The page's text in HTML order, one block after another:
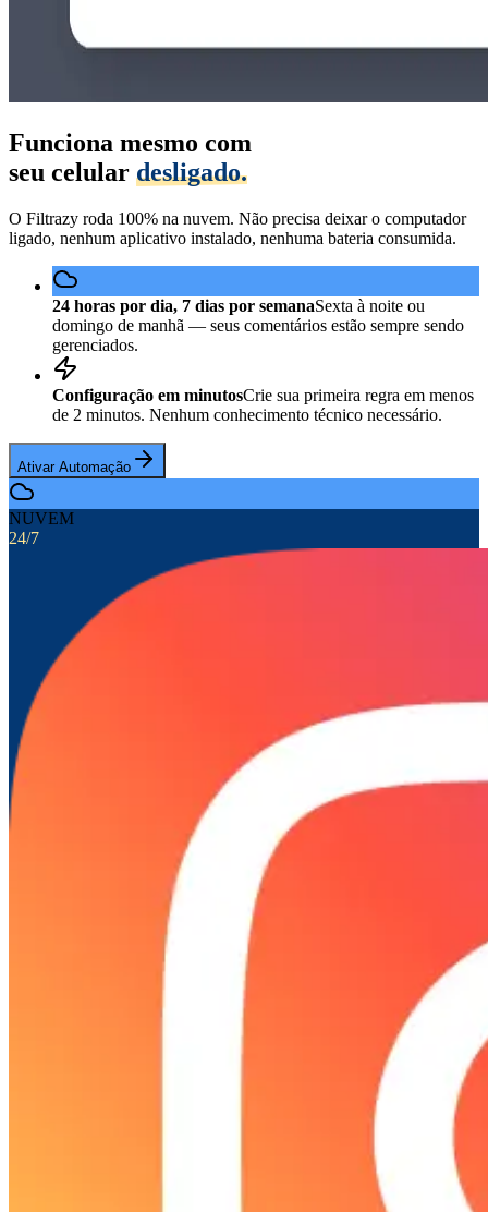
Funciona mesmo com
seu celular desligado.
O Filtrazy roda 100% na nuvem. Não precisa deixar o computador
ligado, nenhum aplicativo instalado, nenhuma bateria consumida.
24 horas por dia, 7 dias por semanaSexta à noite ou
domingo de manhã — seus comentários estão sempre sendo
gerenciados.
Configuração em minutosCrie sua primeira regra em menos
de 2 minutos. Nenhum conhecimento técnico necessário.
Ativar Automação
NUVEM
24/7